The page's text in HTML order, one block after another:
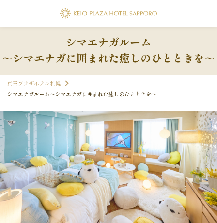
シマエナガルーム
～シマエナガに囲まれた癒しのひとときを～
京王プラザホテル札幌
シマエナガルーム～シマエナガに囲まれた癒しのひとときを～